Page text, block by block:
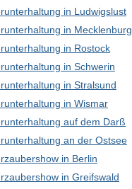
in Ludwigslust
in
in Rostock
in Schwerin
in Stralsund
in Wismar
auf dem Darß
an der Ostsee
in Berlin
in Greifswald